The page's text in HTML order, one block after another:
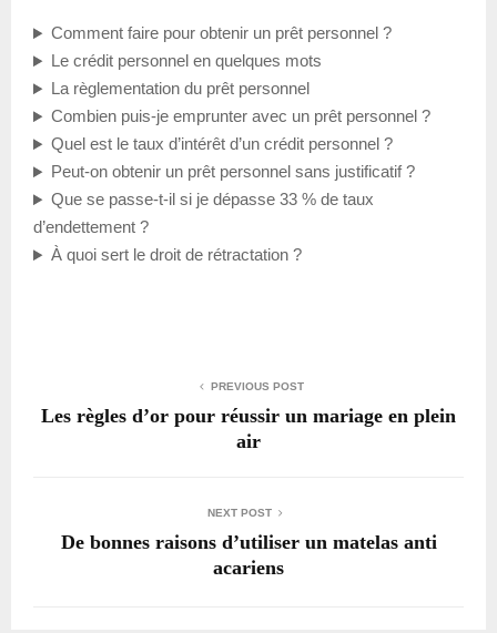
Comment faire pour obtenir un prêt personnel ?
Le crédit personnel en quelques mots
La règlementation du prêt personnel
Combien puis-je emprunter avec un prêt personnel ?
Quel est le taux d’intérêt d’un crédit personnel ?
Peut-on obtenir un prêt personnel sans justificatif ?
Que se passe-t-il si je dépasse 33 % de taux
d’endettement ?
À quoi sert le droit de rétractation ?
PREVIOUS POST
Les règles d’or pour réussir un mariage en plein
air
NEXT POST
De bonnes raisons d’utiliser un matelas anti
acariens